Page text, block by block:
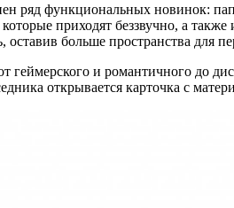
ряд функциональных новинок:
приходят беззвучно, а
больше пространства для
и романтичного до
открывается карточка с